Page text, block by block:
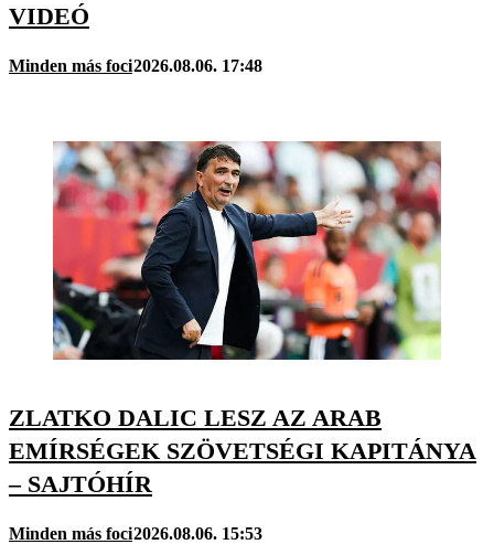
VIDEÓ
Minden más foci2026.08.06. 17:48
ZLATKO DALIC LESZ AZ ARAB
EMÍRSÉGEK SZÖVETSÉGI KAPITÁNYA
– SAJTÓHÍR
Minden más foci2026.08.06. 15:53